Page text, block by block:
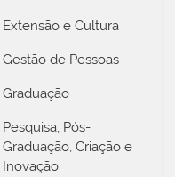
Extensão e Cultura
Gestão de Pessoas
Graduação
Pesquisa, Pós-
Graduação, Criação e
Inovação